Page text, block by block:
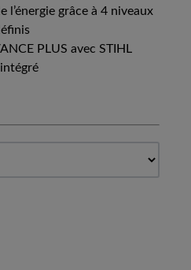
l’énergie grâce à 4 niveaux
PLUS avec STIHL